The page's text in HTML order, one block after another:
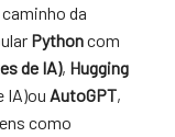
caminho da
Pythoncom
de IA), Hugging
IA)ou AutoGPT,
como